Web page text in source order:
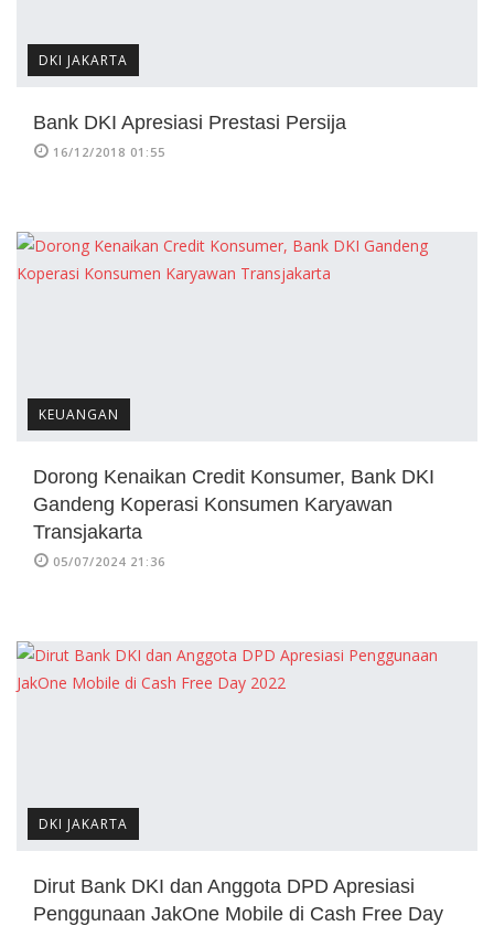
DKI JAKARTA
Bank DKI Apresiasi Prestasi Persija
16/12/2018 01:55
KEUANGAN
Dorong Kenaikan Credit Konsumer, Bank DKI
Gandeng Koperasi Konsumen Karyawan
Transjakarta
05/07/2024 21:36
DKI JAKARTA
Dirut Bank DKI dan Anggota DPD Apresiasi
Penggunaan JakOne Mobile di Cash Free Day